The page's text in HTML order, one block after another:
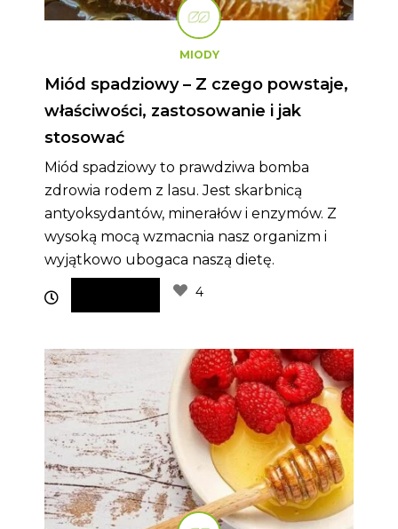
MIODY
Miód spadziowy – Z czego powstaje,
właściwości, zastosowanie i jak
stosować
Miód spadziowy to prawdziwa bomba
zdrowia rodem z lasu. Jest skarbnicą
antyoksydantów, minerałów i enzymów. Z
wysoką mocą wzmacnia nasz organizm i
wyjątkowo ubogaca naszą dietę.
4